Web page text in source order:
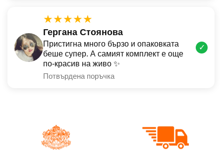
★★★★★
Гергана Стоянова
Пристигна много бързо и опаковката
беше супер. А самият комплект е още
по-красив на живо ✨
Потвърдена поръчка
✓